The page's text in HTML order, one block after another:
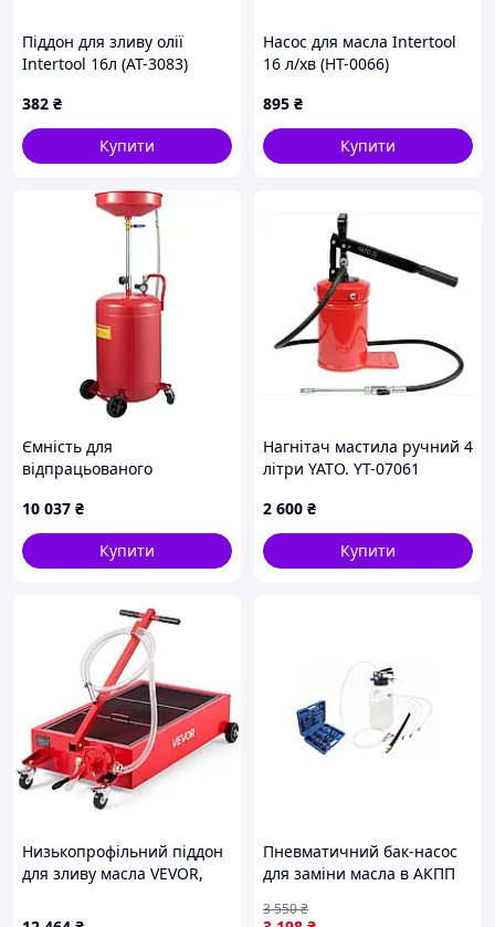
Піддон для зливу олії
Intertool 16л (AT-3083)
382 ₴
Купити
Насос для масла Intertool
16 л/хв (HT-0066)
895 ₴
Купити
Ємність для
відпрацьованого
об'ємом 75 л,
масловідсмоктувач з
пневматичним клапаном,
10 037 ₴
Купити
Нагнітач мастила ручний 4
літри YATO. YT-07061
2 600 ₴
Купити
Низькопрофільний піддон
для зливу масла VEVOR,
шлангом 2,2 м та Т-
Пневматичний бак-насос
для заміни масла в АКПП
автоматичних коробок
3 550₴